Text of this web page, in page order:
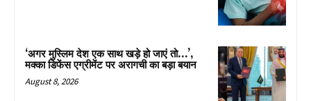
‘अगर मुस्लिम देश एक साथ खड़े हो जाएं तो…’,
मक्का डिफेंस एग्रीमेंट पर अरागची का बड़ा बयान
August 8, 2026